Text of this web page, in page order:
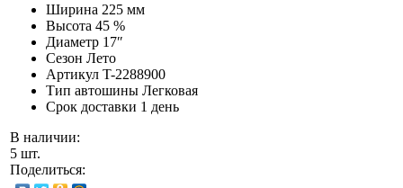
Ширина 225 мм
Высота 45 %
Диаметр 17″
Сезон Лето
Артикул T-2288900
Тип автошины Легковая
Срок доставки 1 день
В наличии:
5 шт.
Поделиться: